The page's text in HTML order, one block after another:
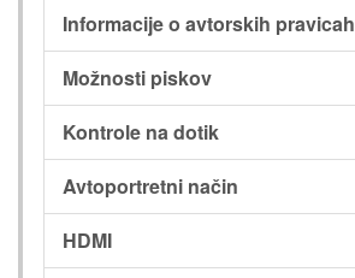
Informacije o avtorskih pravicah
Možnosti piskov
Kontrole na dotik
Avtoportretni način
HDMI